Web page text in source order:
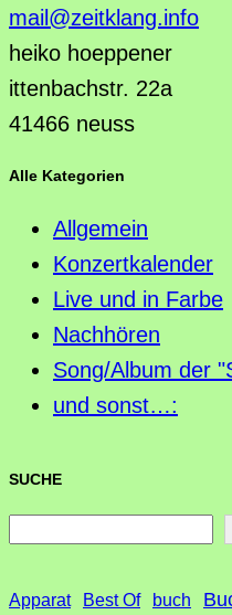
mail@zeitklang.info
heiko hoeppener
ittenbachstr. 22a
41466 neuss
Alle Kategorien
Allgemein
Konzertkalender
Live und in Farbe
Nachhören
Song/Album der
und sonst…:
SUCHE
c
Apparat Best Of buch